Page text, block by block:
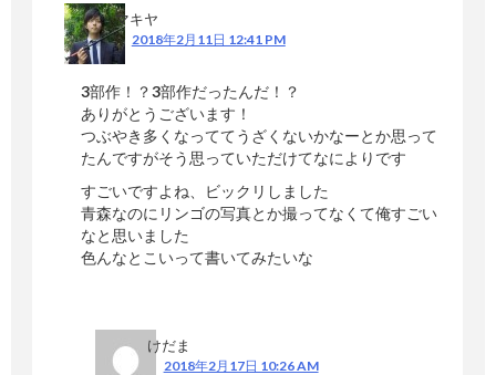
マキヤ
2018年2月11日 12:41 PM
3部作！？3部作だったんだ！？
ありがとうございます！
つぶやき多くなっててうざくないかなーとか思って
たんですがそう思っていただけてなによりです
すごいですよね、ビックリしました
青森なのにリンゴの写真とか撮ってなくて俺すごい
なと思いました
色んなとこいって書いてみたいな
けだま
2018年2月17日 10:26 AM